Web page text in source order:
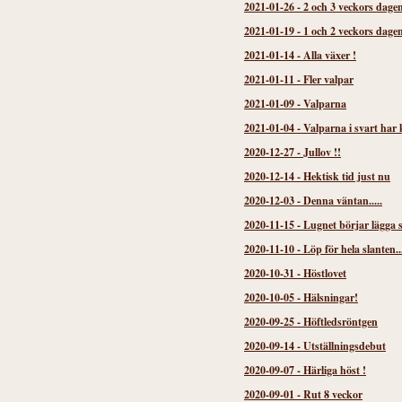
2021-01-26-2 och 3 veckors
2021-01-19- 1 och 2 veckors
2021-01-14-Alla växer !
2021-01-11 -Fler valpar
2021-01-09-Valparna
2021-01-04-Valparna i svart har
2020-12-27-Jullov !!
2020-12-14-Hektisk tid just nu
2020-12-03-Denna väntan.....
2020-11-15-Lugnet börjar lägga
2020-11-10-Löp för hela
2020-10-31 -Höstlovet
2020-10-05-Hälsningar!
2020-09-25-Höftledsröntgen
2020-09-14-Utställningsdebut
2020-09-07-Härliga höst !
2020-09-01 -Rut 8 veckor